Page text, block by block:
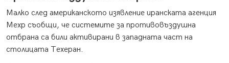
Малко след американското изявление иранската агенция
Мехр съобщи, че системите за противовъздушна
отбрана са били активирани в западната част на
столицата Техеран.